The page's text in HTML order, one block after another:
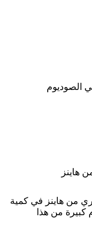
الصوديوم
هاينز
من هاينز في كمية
1 ملعقة طعام كبيرة من هذا